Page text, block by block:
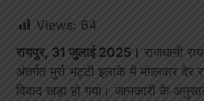
Views: 64
रायपुर, 31 जुलाई 2025। राजधानी
अंतर्गत मुर्रा भट्टी इलाके में मंगलवार देर
विवाद खड़ा हो गया। जानकारी के